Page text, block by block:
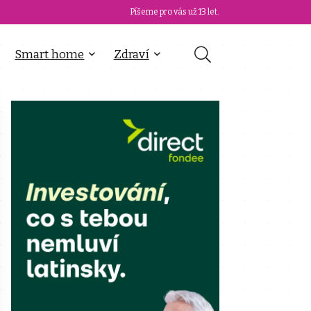
Píšeme pro vás už 13 let.
Smart home Zdraví